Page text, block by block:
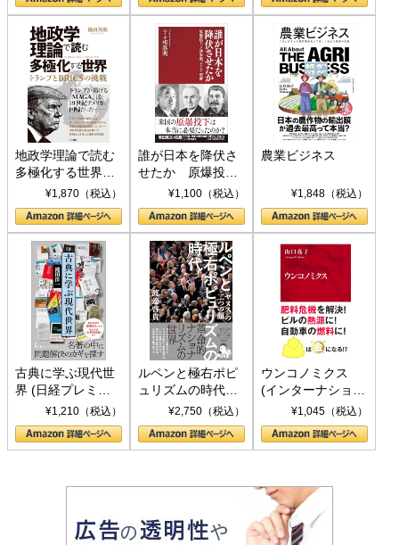
地政学理論で読む
多極化する世界：
トランプとBRICS
の挑戦
¥1,870（税込）
誰が日本を降伏さ
せたか 原爆投
下、ソ連参戦、そ
して聖断 (PHP新
書)
¥1,100（税込）
農業ビジネス
¥1,848（税込）
古典に学ぶ現代世
界 (日経プレミア
シリーズ)¥1,210（税込）
ルペンと極右ポピ
ュリズムの時代：
〈ヤヌス〉の二つ
の顔
¥2,750（税込）
ウンコノミクス
(インターナショナ
ル新書)¥1,045（税込）